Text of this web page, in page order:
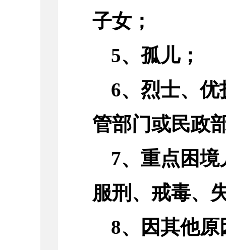
子女；
5、孤儿；
6、烈士、
管部门或民政
7、重点困
服刑、戒毒、
8、因其他